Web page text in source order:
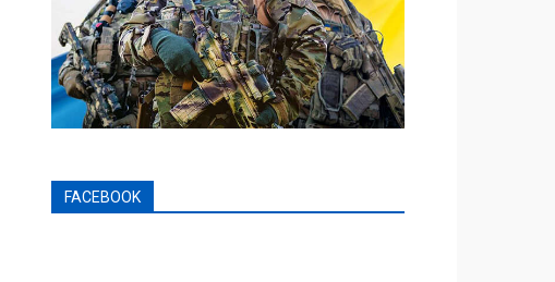
FACEBOOK